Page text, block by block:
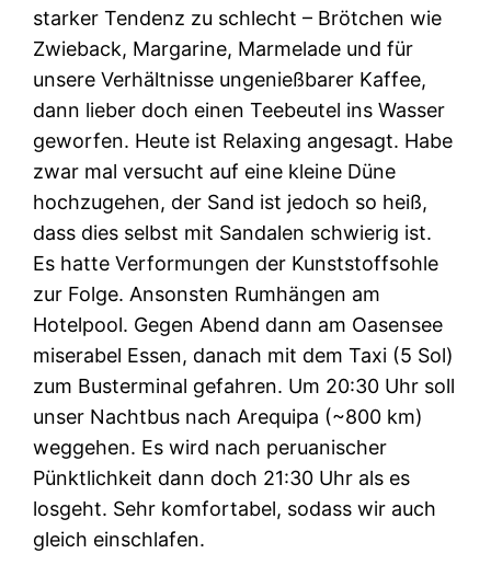
starker Tendenz zu schlecht – Brötchen wie
Zwieback, Margarine, Marmelade und für
unsere Verhältnisse ungenießbarer Kaffee,
dann lieber doch einen Teebeutel ins Wasser
geworfen. Heute ist Relaxing angesagt. Habe
zwar mal versucht auf eine kleine Düne
hochzugehen, der Sand ist jedoch so heiß,
dass dies selbst mit Sandalen schwierig ist.
Es hatte Verformungen der Kunststoffsohle
zur Folge. Ansonsten Rumhängen am
Hotelpool. Gegen Abend dann am Oasensee
miserabel Essen, danach mit dem Taxi (5 Sol)
zum Busterminal gefahren. Um 20:30 Uhr soll
unser Nachtbus nach Arequipa (~800 km)
weggehen. Es wird nach peruanischer
Pünktlichkeit dann doch 21:30 Uhr als es
losgeht. Sehr komfortabel, sodass wir auch
gleich einschlafen.